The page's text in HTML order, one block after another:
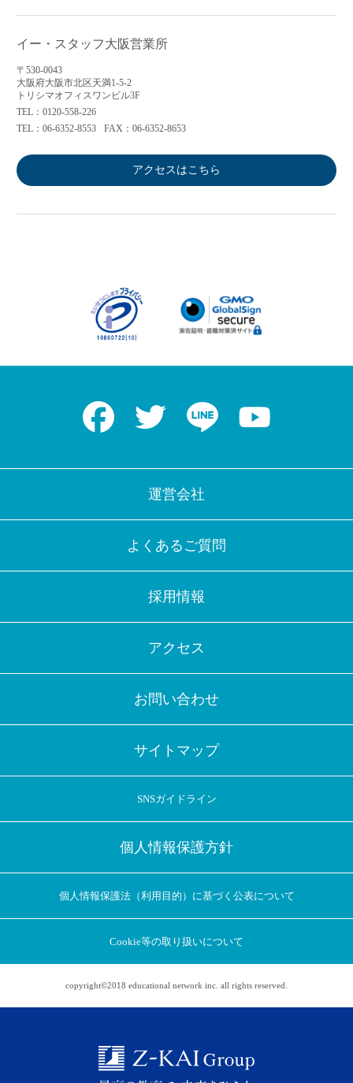
アプリに切り替えてみませんか
イー・スタッフ大阪営業所
〒530-0043
大阪府大阪市北区天満1-5-2
トリシマオフィスワンビル3F
TEL：0120-558-226
TEL：06-6352-8553
FAX：06-6352-8653
アクセスはこちら
Facebook Twitter LINE
運営会社
よくあるご質問
採用情報
アクセス
お問い合わせ
サイトマップ
SNSガイドライン
個人情報保護方針
個人情報保護法（利用目的）に基づく公表について
Cookie等の取り扱いについて
copyright©2018 educational network inc. all rights reserved.